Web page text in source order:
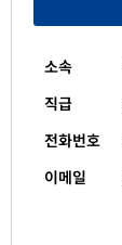
소속
직급
전화번호
이메일